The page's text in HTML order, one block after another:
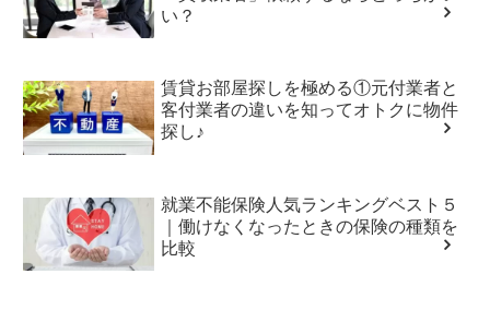
い？
賃貸お部屋探しを極める①元付業者と
客付業者の違いを知ってオトクに物件
探し♪
就業不能保険人気ランキングベスト５
｜働けなくなったときの保険の種類を
比較